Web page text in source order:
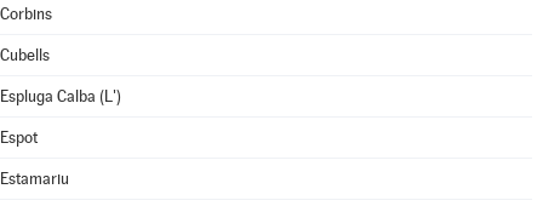
Corbins
Cubells
Espluga Calba (L')
Espot
Estamariu